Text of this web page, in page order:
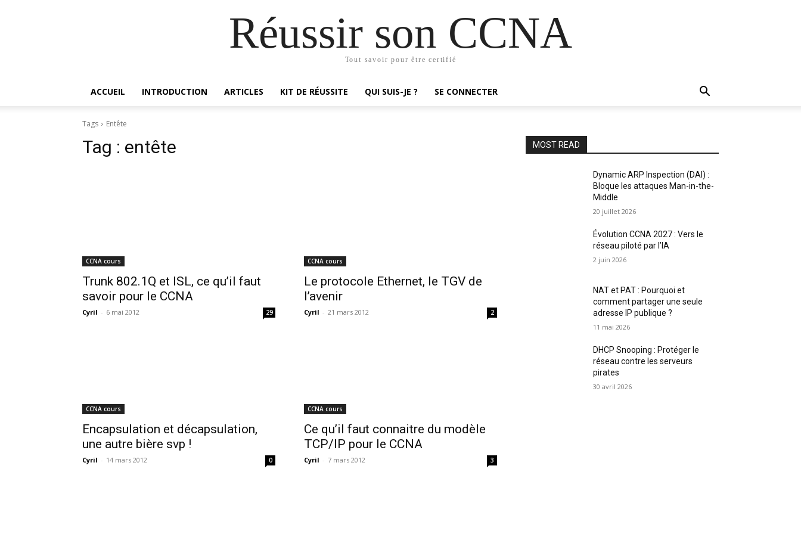
Réussir son CCNA
Tout savoir pour être certifié
ACCUEIL INTRODUCTION ARTICLES KIT DE RÉUSSITE QUI SUIS-JE ? SE CONNECTER
Tags Entête
Tag : entête
CCNA cours
Trunk 802.1Q et ISL, ce qu’il faut
savoir pour le CCNA
Cyril - 6 mai 2012 29
CCNA cours
Le protocole Ethernet, le TGV de
l’avenir
Cyril - 21 mars 2012 2
CCNA cours
Encapsulation et décapsulation,
une autre bière svp !
Cyril - 14 mars 2012 0
CCNA cours
Ce qu’il faut connaitre du modèle
TCP/IP pour le CCNA
Cyril - 7 mars 2012 3
MOST READ
Dynamic ARP Inspection (DAI) :
Bloque les attaques Man-in-the-
Middle
20 juillet 2026
Évolution CCNA 2027 : Vers le
réseau piloté par l’IA
2 juin 2026
NAT et PAT : Pourquoi et
comment partager une seule
adresse IP publique ?
11 mai 2026
DHCP Snooping : Protéger le
réseau contre les serveurs
pirates
30 avril 2026